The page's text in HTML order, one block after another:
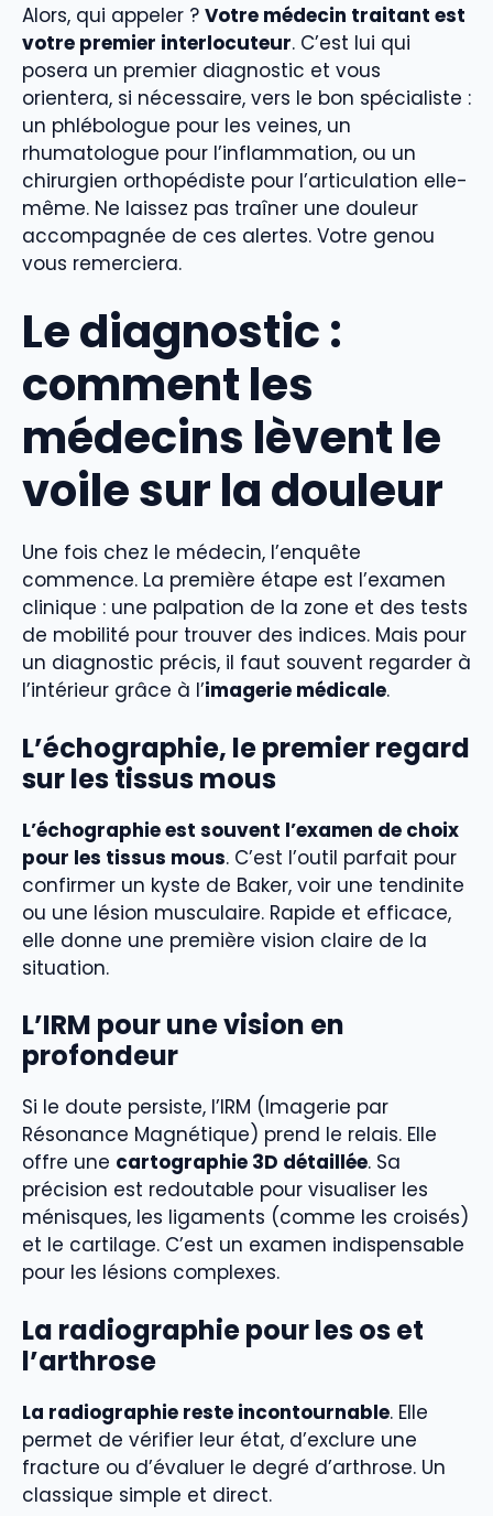
Alors, qui appeler ? Votre médecin traitant est
votre premier interlocuteur. C’est lui qui
posera un premier diagnostic et vous
orientera, si nécessaire, vers le bon spécialiste :
un phlébologue pour les veines, un
rhumatologue pour l’inflammation, ou un
chirurgien orthopédiste pour l’articulation elle-
même. Ne laissez pas traîner une douleur
accompagnée de ces alertes. Votre genou
vous remerciera.
Le diagnostic :
comment les
médecins lèvent le
voile sur la douleur
Une fois chez le médecin, l’enquête
commence. La première étape est l’examen
clinique : une palpation de la zone et des tests
de mobilité pour trouver des indices. Mais pour
un diagnostic précis, il faut souvent regarder à
l’intérieur grâce à l’imagerie médicale.
L’échographie, le premier regard
sur les tissus mous
L’échographie est souvent l’examen de choix
pour les tissus mous. C’est l’outil parfait pour
confirmer un kyste de Baker, voir une tendinite
ou une lésion musculaire. Rapide et efficace,
elle donne une première vision claire de la
situation.
L’IRM pour une vision en
profondeur
Si le doute persiste, l’IRM (Imagerie par
Résonance Magnétique) prend le relais. Elle
offre une cartographie 3D détaillée. Sa
précision est redoutable pour visualiser les
ménisques, les ligaments (comme les croisés)
et le cartilage. C’est un examen indispensable
pour les lésions complexes.
La radiographie pour les os et
l’arthrose
La radiographie reste incontournable. Elle
permet de vérifier leur état, d’exclure une
fracture ou d’évaluer le degré d’arthrose. Un
classique simple et direct.